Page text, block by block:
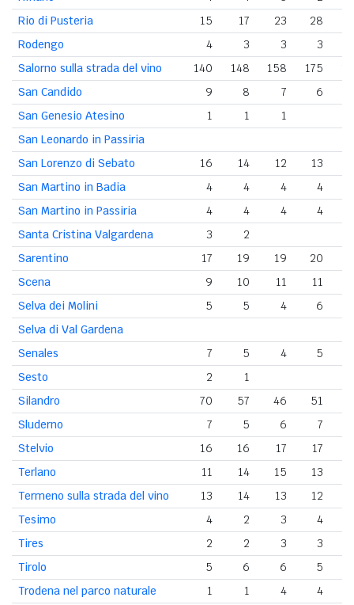
Rio di Pusteria
15 17 23 28
Rodengo
4 3 3
3
Salorno sulla strada del vino
140 148 158 175
San Candido
9 8 7 6
San Genesio Atesino
1 1
1
San Leonardo in Passiria
San Lorenzo di Sebato
16 14 12 13
San Martino in Badia
4 4 4
4
San Martino in Passiria
4 4 4 4
Santa Cristina Valgardena
3
2
Sarentino
17 19 19 20
Scena
9 10 11 11
Selva dei Molini
5 5 4 6
Selva di Val Gardena
Senales
7 5 4 5
Sesto
2
1
Silandro
70 57 46 51
Sluderno
7 5 6 7
Stelvio
16 16 17 17
Terlano
11 14 15 13
Termeno sulla strada del vino
13 14 13 12
Tesimo
4 2 3 4
Tires
2 2 3 3
Tirolo
5 6 6 5
Trodena nel parco naturale
1 1 4
4